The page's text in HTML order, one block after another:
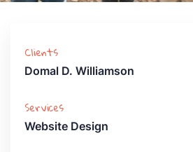
Clients
Domal D. Williamson
Services
Website Design